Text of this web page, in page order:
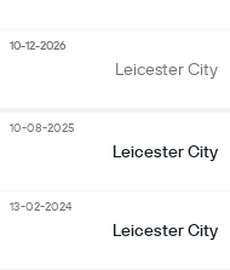
Leicester City
10-12-2026
Leicester City
10-08-2025
Leicester City
13-02-2024